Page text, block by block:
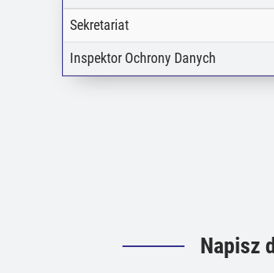
Sekretariat
Inspektor Ochrony Danych
Napisz